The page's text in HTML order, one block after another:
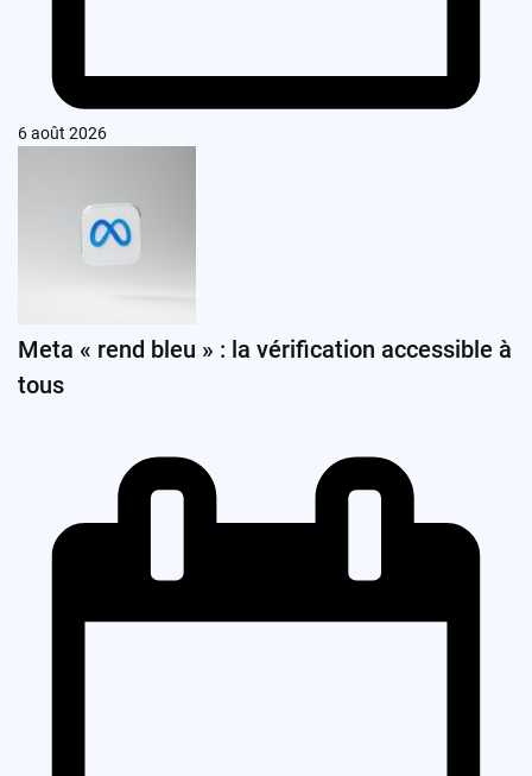
6 août 2026
Meta « rend bleu » : la vérification accessible à
tous